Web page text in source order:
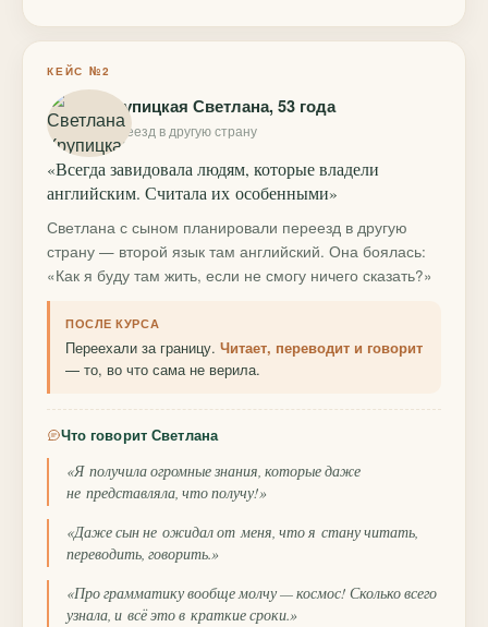
КЕЙС №2
Крупицкая Светлана, 53 года
переезд в другую страну
«Всегда завидовала людям, которые владели
английским. Считала их особенными»
Светлана с сыном планировали переезд в другую
страну — второй язык там английский. Она боялась:
«Как я буду там жить, если не смогу ничего сказать?»
ПОСЛЕ КУРСА
Переехали за границу. Читает, переводит и говорит
— то, во что сама не верила.
Что говорит Светлана
«Я получила огромные знания, которые даже
не представляла, что получу!»
«Даже сын не ожидал от меня, что я стану читать,
переводить, говорить.»
«Про грамматику вообще молчу — космос! Сколько всего
узнала, и всё это в краткие сроки.»